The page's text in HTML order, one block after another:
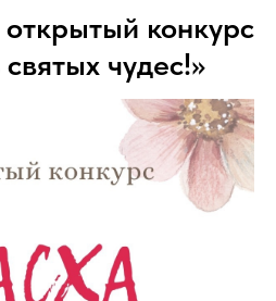
конкурс
чудес!»